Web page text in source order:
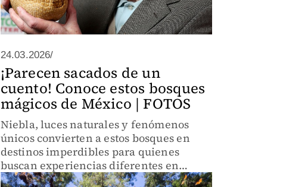
24.03.2026/
¡Parecen sacados de un
cuento! Conoce estos bosques
mágicos de México | FOTOS
Niebla, luces naturales y fenómenos
únicos convierten a estos bosques en
destinos imperdibles para quienes
buscan experiencias diferentes en
México.